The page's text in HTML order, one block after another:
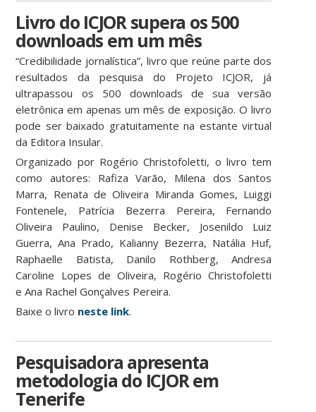
Livro do ICJOR supera os 500
downloads em um mês
“Credibilidade jornalística”, livro que reúne parte dos
resultados da pesquisa do Projeto ICJOR, já
ultrapassou os 500 downloads de sua versão
eletrônica em apenas um mês de exposição. O livro
pode ser baixado gratuitamente na estante virtual
da Editora Insular.
Organizado por Rogério Christofoletti, o livro tem
como autores: Rafiza Varão, Milena dos Santos
Marra, Renata de Oliveira Miranda Gomes, Luiggi
Fontenele, Patrícia Bezerra Pereira, Fernando
Oliveira Paulino, Denise Becker, Josenildo Luiz
Guerra, Ana Prado, Kalianny Bezerra, Natália Huf,
Raphaelle Batista, Danilo Rothberg, Andresa
Caroline Lopes de Oliveira, Rogério Christofoletti
e Ana Rachel Gonçalves Pereira.
Baixe o livro neste link.
Pesquisadora apresenta
metodologia do ICJOR em
Tenerife